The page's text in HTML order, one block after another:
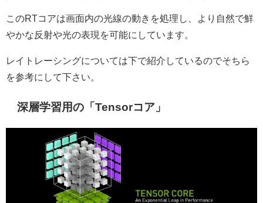
このRTコアは画面内の光線の動きを処理し、より自然で鮮
やかな反射や光の表現を可能にしています。
レイトレーシングについては下で紹介しているのでそちら
を参考にして下さい。
深層学習用の「Tensorコア」